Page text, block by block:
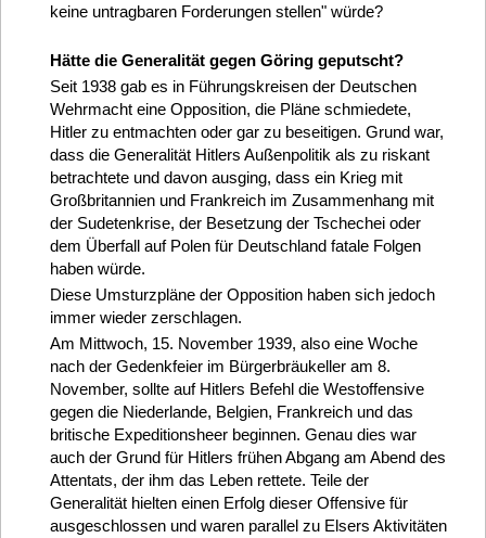
keine untragbaren Forderungen stellen" würde?
Hätte die Generalität gegen Göring geputscht?
Seit 1938 gab es in Führungskreisen der Deutschen
Wehrmacht eine Opposition, die Pläne schmiedete,
Hitler zu entmachten oder gar zu beseitigen. Grund war,
dass die Generalität Hitlers Außenpolitik als zu riskant
betrachtete und davon ausging, dass ein Krieg mit
Großbritannien und Frankreich im Zusammenhang mit
der Sudetenkrise, der Besetzung der Tschechei oder
dem Überfall auf Polen für Deutschland fatale Folgen
haben würde.
Diese Umsturzpläne der Opposition haben sich jedoch
immer wieder zerschlagen.
Am Mittwoch, 15. November 1939, also eine Woche
nach der Gedenkfeier im Bürgerbräukeller am 8.
November, sollte auf Hitlers Befehl die Westoffensive
gegen die Niederlande, Belgien, Frankreich und das
britische Expeditionsheer beginnen. Genau dies war
auch der Grund für Hitlers frühen Abgang am Abend des
Attentats, der ihm das Leben rettete. Teile der
Generalität hielten einen Erfolg dieser Offensive für
ausgeschlossen und waren parallel zu Elsers Aktivitäten